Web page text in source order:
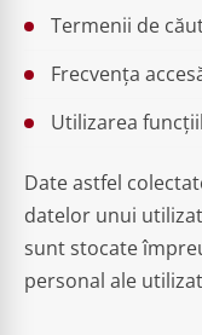
Termenii de
Frecvența
Utilizarea
Date astfel
datelor unui
sunt stocate
personal ale